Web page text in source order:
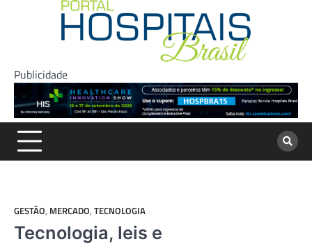
Publicidade
GESTÃO, MERCADO, TECNOLOGIA
Tecnologia, leis e